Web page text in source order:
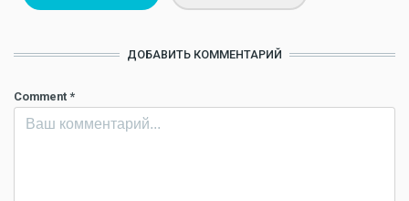
ДОБАВИТЬ КОММЕНТАРИЙ
Comment *